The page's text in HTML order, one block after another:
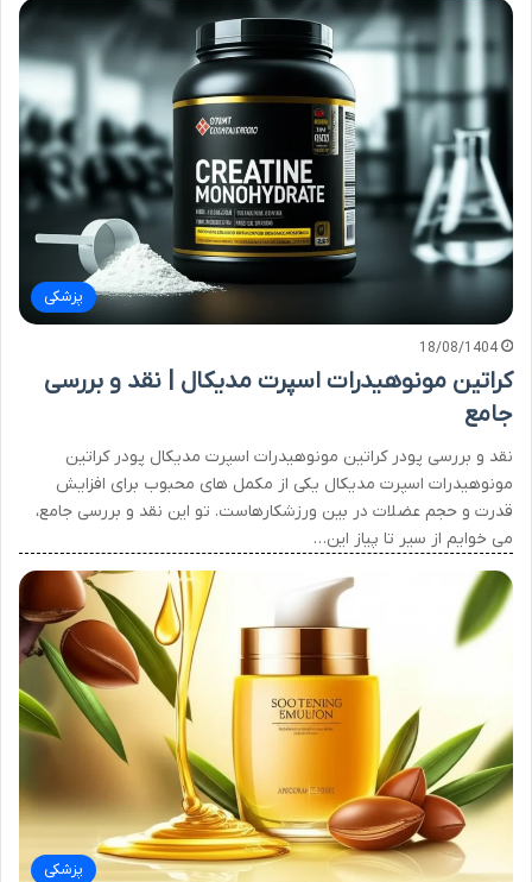
پزشکی
18/08/1404
کراتین مونوهیدرات اسپرت مدیکال | نقد و بررسی
جامع
نقد و بررسی پودر کراتین مونوهیدرات اسپرت مدیکال پودر کراتین
مونوهیدرات اسپرت مدیکال یکی از مکمل های محبوب برای افزایش
قدرت و حجم عضلات در بین ورزشکارهاست. تو این نقد و بررسی جامع،
می خوایم از سیر تا پیاز این…
پزشکی